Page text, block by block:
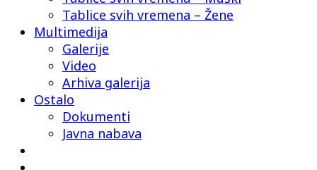
Tablice svih vremena – Žene
Multimedija
Galerije
Video
Arhiva galerija
Ostalo
Dokumenti
Javna nabava